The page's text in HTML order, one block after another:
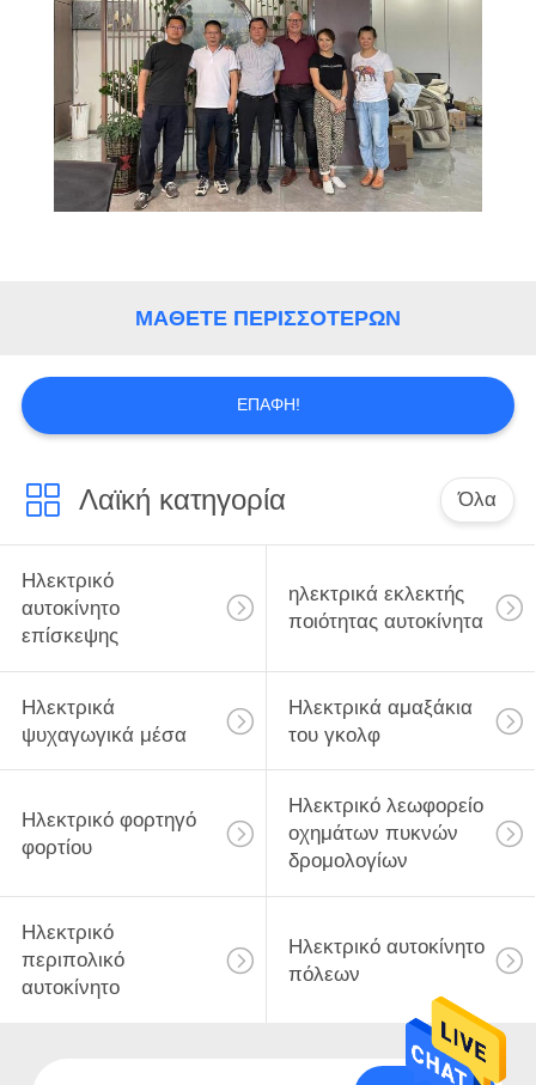
ΜΆΘΕΤΕ ΠΕΡΙΣΣΌΤΕΡΩΝ
ΕΠΑΦΉ!
Λαϊκή κατηγορία Όλα
Ηλεκτρικό
αυτοκίνητο
επίσκεψης
ηλεκτρικά εκλεκτής
ποιότητας αυτοκίνητα
Ηλεκτρικά
ψυχαγωγικά μέσα
Ηλεκτρικά αμαξάκια
του γκολφ
Ηλεκτρικό φορτηγό
φορτίου
Ηλεκτρικό λεωφορείο
οχημάτων πυκνών
δρομολογίων
Ηλεκτρικό
περιπολικό
αυτοκίνητο
Ηλεκτρικό αυτοκίνητο
πόλεων